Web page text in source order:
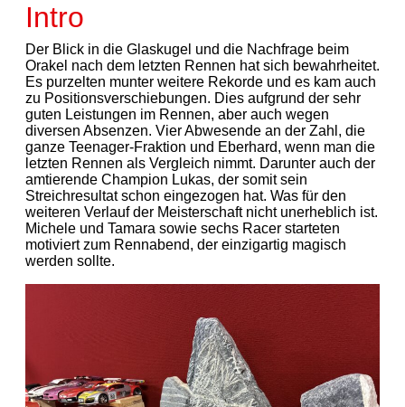
Intro
Der Blick in die Glaskugel und die Nachfrage beim
Orakel nach dem letzten Rennen hat sich bewahrheitet.
Es purzelten munter weitere Rekorde und es kam auch
zu Positionsverschiebungen. Dies aufgrund der sehr
guten Leistungen im Rennen, aber auch wegen
diversen Absenzen. Vier Abwesende an der Zahl, die
ganze Teenager-Fraktion und Eberhard, wenn man die
letzten Rennen als Vergleich nimmt. Darunter auch der
amtierende Champion Lukas, der somit sein
Streichresultat schon eingezogen hat. Was für den
weiteren Verlauf der Meisterschaft nicht unerheblich ist.
Michele und Tamara sowie sechs Racer starteten
motiviert zum Rennabend, der einzigartig magisch
werden sollte.